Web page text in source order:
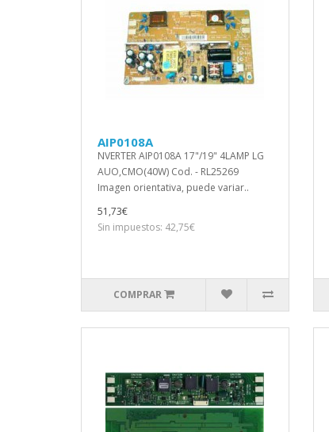
AIP0108A
NVERTER AIP0108A 17"/19" 4LAMP LG
AUO,CMO(40W) Cod. - RL25269
Imagen orientativa, puede variar..
51,73€
Sin impuestos: 42,75€
COMPRAR